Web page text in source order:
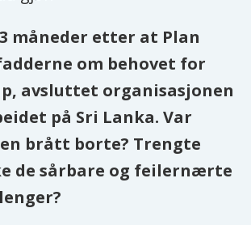
måneder etter at Plan
om behovet for
avsluttet organisasjonen
på Sri Lanka. Var
brått borte? Trengte
de sårbare og feilernærte